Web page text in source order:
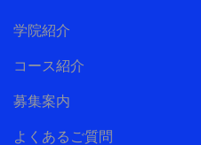
学院紹介
コース紹介
募集案内
よくあるご質問